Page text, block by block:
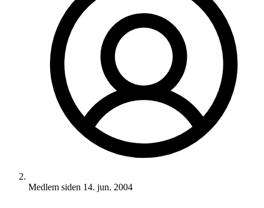
Medlem siden 14. jun. 2004